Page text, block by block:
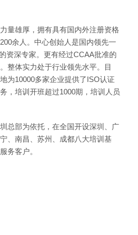
量雄厚，拥有具有国内外注册资格
余人。中心创始人是国内领先一
资深专家。更有经过CCAA批准的
整体实力处于行业领先水平。目
为10000多家企业提供了ISO认证
，培训开班超过1000期，培训人员
总部为依托，在全国开设深圳、广
、南昌、苏州、成都八大培训基
务客户。